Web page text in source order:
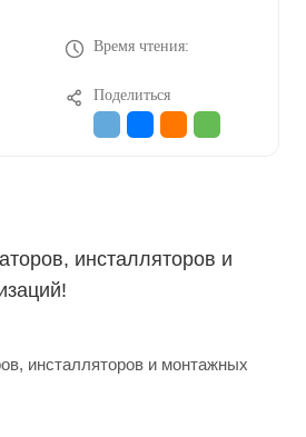
Время чтения:
Поделиться
инсталляторов и
инсталляторов и монтажных